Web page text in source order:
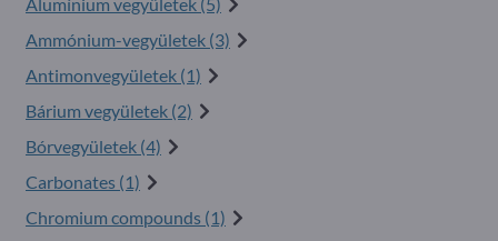
Ammónium-vegyületek (3)
Antimonvegyületek (1)
Bárium vegyületek (2)
Bórvegyületek (4)
Carbonates (1)
Chromium compounds (1)